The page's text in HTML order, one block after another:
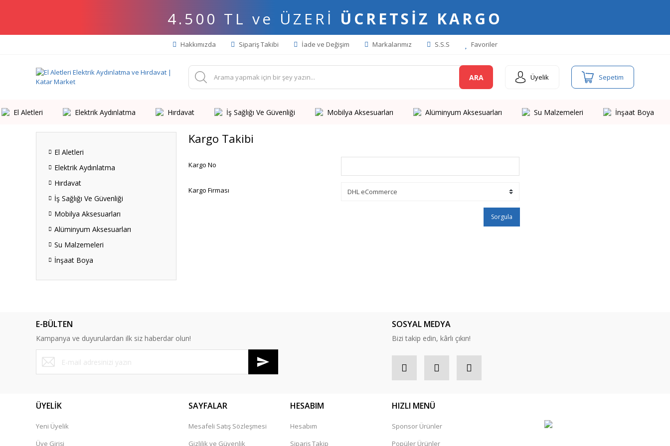
4.500 TL ve ÜZERİ ÜCRETSİZ KARGO
Hakkımızda Sipariş Takibi İade ve Değişim Markalarımız S.S.S Favoriler
ARA Üyelik Sepetim
El Aletleri Elektrik Aydınlatma Hırdavat İş Sağlığı Ve Güvenliği Mobilya Aksesuarları Alüminyum Aksesuarları Su Malzemeleri İnşaat Boya
El Aletleri
Elektrik Aydınlatma
Hırdavat
İş Sağlığı Ve Güvenliği
Mobilya Aksesuarları
Alüminyum Aksesuarları
Su Malzemeleri
İnşaat Boya
Kargo Takibi
Kargo No
Kargo Firması
Sorgula
E-BÜLTEN
Kampanya ve duyurulardan ilk siz haberdar olun!
SOSYAL MEDYA
Bizi takip edin, kârlı çıkın!
ÜYELİK
Yeni Üyelik
Üye Girişi
SAYFALAR
Mesafeli Satış Sözleşmesi
Gizlilik ve Güvenlik
HESABIM
Hesabım
Sipariş Takip
HIZLI MENÜ
Sponsor Ürünler
Popüler Ürünler